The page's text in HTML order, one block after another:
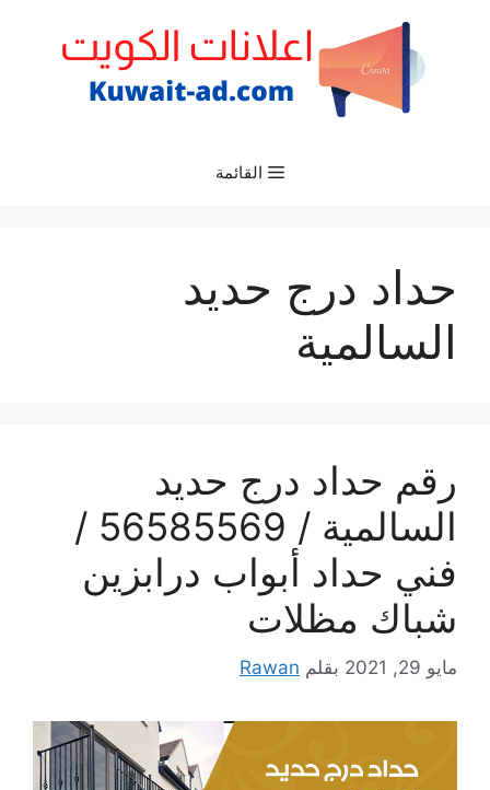
القائمة
حداد درج حديد
السالمية
رقم حداد درج حديد
السالمية / 56585569 /
فني حداد أبواب درابزين
شباك مظلات
مايو 29, 2021 بقلم Rawan